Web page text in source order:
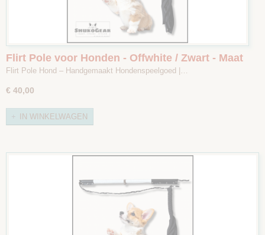
Flirt Pole voor Honden - Offwhite / Zwart - Maat
2
Flirt Pole Hond – Handgemaakt Hondenspeelgoed |…
€ 40,00
IN WINKELWAGEN